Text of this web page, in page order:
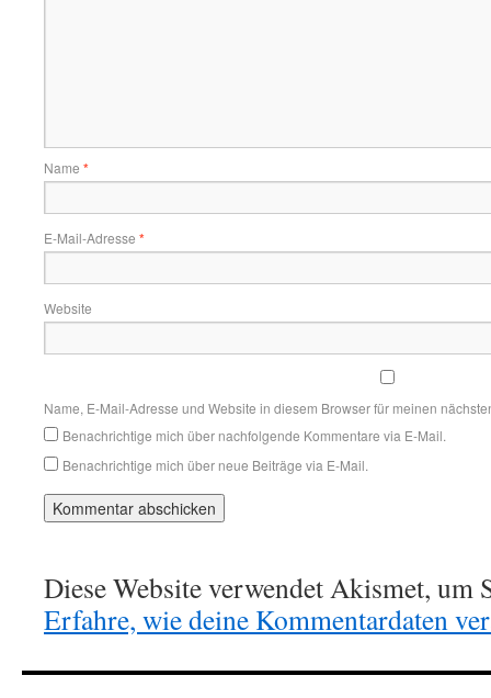
Name *
E-Mail-Adresse *
Website
Name, E-Mail-Adresse und Website in diesem Browser für meinen
Benachrichtige mich über nachfolgende Kommentare via E-Mail.
Benachrichtige mich über neue Beiträge via E-Mail.
Diese Website verwendet Akismet, um
Erfahre, wie deine Kommentardaten